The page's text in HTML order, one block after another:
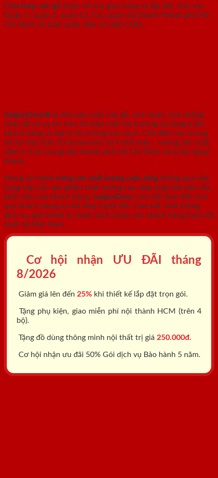
Cửa thép vân gỗ được hỗ trợ giao hàng và lắp đặt khu vực
Quận 1, quận 2, quận 12, Các quận nội thành Thành phố Hồ
Chí Minh và toàn quốc đều có ship COD.
SaigonDoor® là nhà sản xuất cửa gỗ, cửa nhựa, cửa chống
cháy đã có uy tín hơn 10 năm trên thị trường và hàng triệu
khách hàng và đại lý tin tưởng lựa chọn. Cho đến nay chúng
tôi sở hữu hơn 10 showroom và 4 nhà máy - xưởng sản xuất
nằm ở vị trí trung tâm thành phố Hồ Chí Minh và & tại ngoại
thành.
Mang sứ mệnh nâng cao chất lượng cuộc sống thông qua việc
cung cấp các sản phẩm chất lượng cao, đáp ứng mọi yêu cầu
khắc khe của khách hàng. SaigonDoor cam kết đem đến cho
quý khách hàng sự hài lòng tuyệt đối. Cam kết chất lượng
dịch vụ, giá thành & chính sách chăm sóc khách hàng luôn tốt
nhất tại Việt Nam.
Cơ hội nhận ƯU ĐÃI tháng
8/2026
Giảm giá lên đến 25% khi thiết kế lắp đặt trọn gói.
Tặng phụ kiện, giao miễn phí nội thành HCM (trên 4
bộ).
Tặng đồ dùng thông minh nội thất trị giá 250.000đ.
Cơ hội nhận ưu đãi 50% Gói dịch vụ Bảo hành 5 năm.